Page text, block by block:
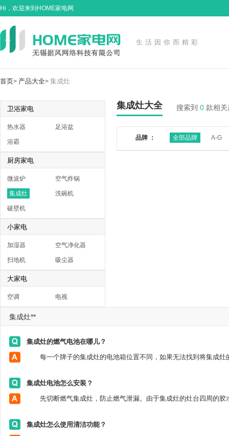
Hi，欢迎来到HOME家电网
生活因你而精彩
首页> 产品大全> 集成灶
卫浴家电
热水器 足浴盆
浴霸
厨房家电
微波炉 空气炸锅
集成灶 洗碗机
破壁机
小家电
加湿器 空气净化器
扫地机 吸尘器
大家电
空调 电视
集成灶大全 搜索到 0 款相关
品牌 ： 全部品牌 A-G
集成灶**
集成灶的燃气电池在哪儿？
集成灶电池怎么安装？
集成灶怎么使用清洁功能？